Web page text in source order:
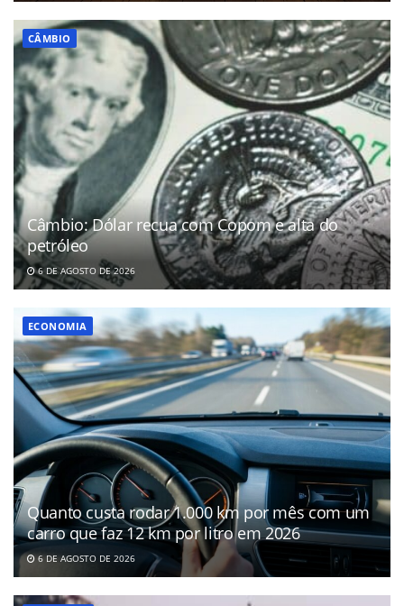
CÂMBIO
Câmbio: Dólar recua com Copom e alta do
petróleo
6 DE AGOSTO DE 2026
ECONOMIA
Quanto custa rodar 1.000 km por mês com um
carro que faz 12 km por litro em 2026
6 DE AGOSTO DE 2026